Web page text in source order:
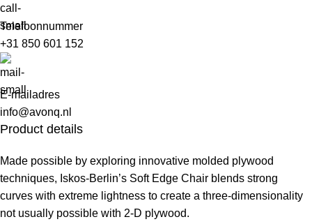
Telefoonnummer
+31 850 601 152
E-mailadres
info@avonq.nl
Product details
Made possible by exploring innovative molded plywood
techniques, Iskos-Berlin’s Soft Edge Chair blends strong
curves with extreme lightness to create a three-dimensionality
not usually possible with 2-D plywood.